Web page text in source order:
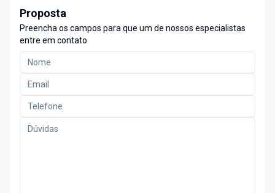
Proposta
Preencha os campos para que um de nossos especialistas
entre em contato